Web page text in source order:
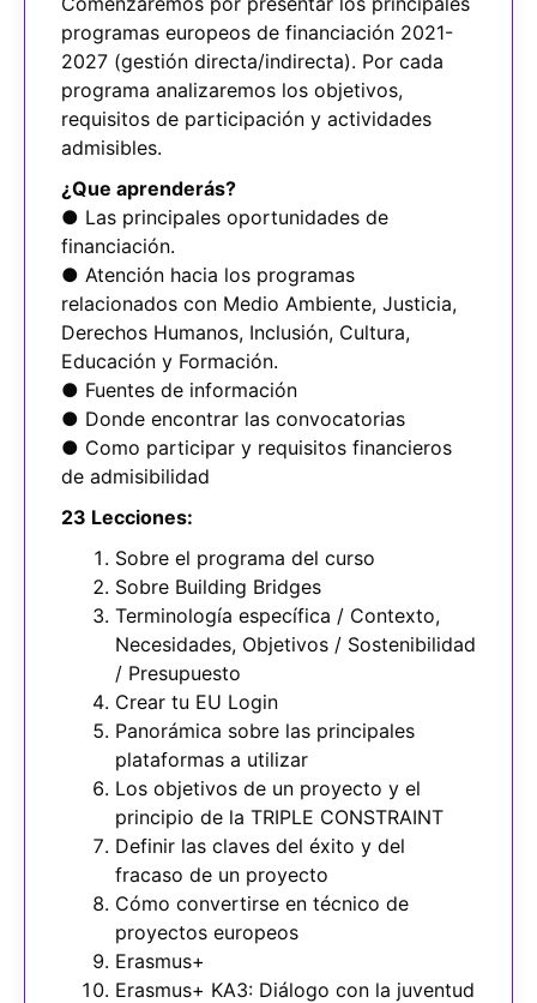
programas europeos de financiación 2021-
2027 (gestión directa/indirecta). Por cada
programa analizaremos los objetivos,
requisitos de participación y actividades
admisibles.
¿Que aprenderás?
● Las principales oportunidades de
financiación.
● Atención hacia los programas
relacionados con Medio Ambiente, Justicia,
Derechos Humanos, Inclusión, Cultura,
Educación y Formación.
● Fuentes de información
● Donde encontrar las convocatorias
● Como participar y requisitos financieros
de admisibilidad
23 Lecciones:
Sobre el programa del curso
Sobre Building Bridges
Terminología específica / Contexto,
Necesidades, Objetivos / Sostenibilidad
/ Presupuesto
Crear tu EU Login
Panorámica sobre las principales
plataformas a utilizar
Los objetivos de un proyecto y el
principio de la TRIPLE CONSTRAINT
Definir las claves del éxito y del
fracaso de un proyecto
Cómo convertirse en técnico de
proyectos europeos
Erasmus+
Erasmus+ KA3: Diálogo con la juventud